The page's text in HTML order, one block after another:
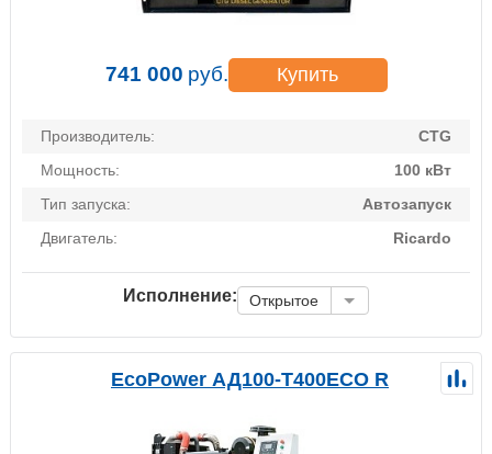
741 000 руб. Купить
Производитель:
CTG
Мощность:
100 кВт
Тип запуска:
Автозапуск
Двигатель:
Ricardo
Исполнение: Открытое
EcoPower АД100-T400ECO R